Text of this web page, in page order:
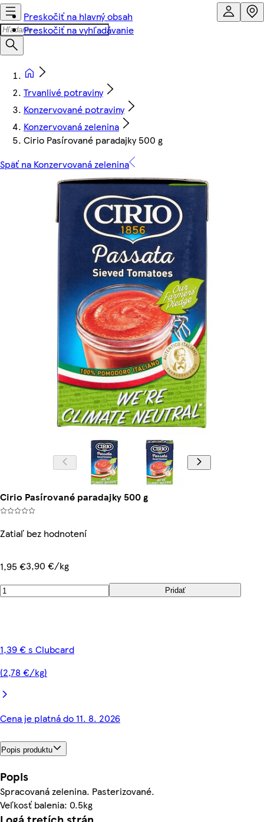
Preskočiť na hlavný obsah
Preskočiť na vyhľadávanie
Trvanlivé potraviny
Konzervované potraviny
Konzervovaná zelenina
Cirio Pasírované paradajky 500 g
Späť na Konzervovaná zelenina
Cirio Pasírované paradajky 500 g
Zatiaľ bez hodnotení
1,95 €3,90 €/kg
Pridať
1,39 € s Clubcard
(2,78 €/kg)
Cena je platná do 11. 8. 2026
Popis produktu
Popis
Spracovaná zelenina. Pasterizované.
Veľkosť balenia: 0.5kg